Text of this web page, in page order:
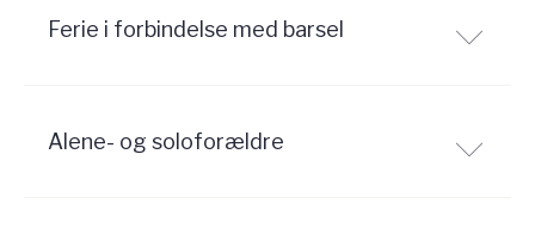
Ferie i forbindelse med barsel
Alene- og soloforældre